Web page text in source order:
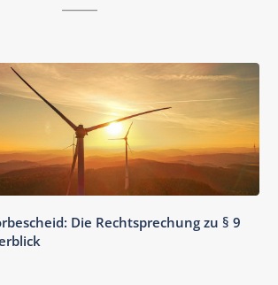
Die Rechtsprechung zu § 9